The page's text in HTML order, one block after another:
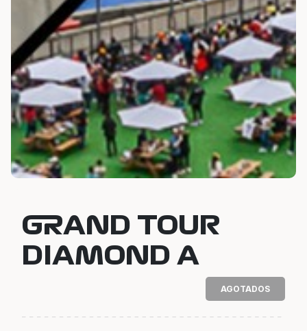
GRAND TOUR
DIAMOND A
AGOTADOS